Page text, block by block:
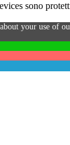
sono
your use of